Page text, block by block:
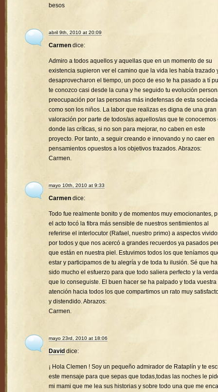
besos
abril 9th, 2010 at 20:09
Carmen dice:
Admiro a todos aquellos y aquellas que en un momento de su
existencia supieron ver el camino que la vida les había trazado
desaprovecharon el tiempo, un poco de eso te ha pasado a tí
te conozco casi desde la cuna y he seguido tu evolución
preocupación por las personas más indefensas de esta
como son los niños. La labor que realizas es digna de una gran
valoración por parte de todos/as aquellos/as que te conocemos
donde las críticas, si no son para mejorar, no caben en este
proyecto. Por tanto, a seguir creando e innovando y no caer en
pensamientos opuestos a los objetivos trazados. Abrazos:
Carmen.
mayo 10th, 2010 at 9:33
Carmen dice:
Todo fue realmente bonito y de momentos muy emocionantes,
el acto tocó la fibra más sensible de nuestros sentimientos al
referirse el interlocutor (Rafael, nuestro primo) a aspectos
por todos y que nos acercó a grandes recuerdos ya pasados
que están en nuestra piel. Estuvimos todos los que teníamos
estar y participamos de tu alegría y de toda tu ilusión. Sé que ha
sido mucho el esfuerzo para que todo saliera perfecto y la
que lo conseguiste. El buen hacer se ha palpado y toda vuestra
atención hacia todos los que compartimos un rato muy
y distendido. Abrazos:
Carmen.
mayo 23rd, 2010 at 18:06
David dice:
¡ Hola Clemen ! Soy un pequeño admirador de Rataplín y te
este mensaje para que sepas que todas,todas las noches le
mi mami que me lea sus historias y sobre todo una que me